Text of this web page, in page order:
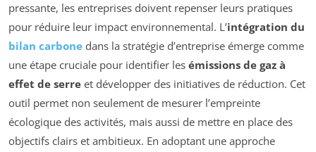
pressante, les entreprises doivent repenser leurs pratiques
pour réduire leur impact environnemental. L’intégration du
bilan carbone dans la stratégie d’entreprise émerge comme
une étape cruciale pour identifier les émissions de gaz à
effet de serre et développer des initiatives de réduction. Cet
outil permet non seulement de mesurer l’empreinte
écologique des activités, mais aussi de mettre en place des
objectifs clairs et ambitieux. En adoptant une approche